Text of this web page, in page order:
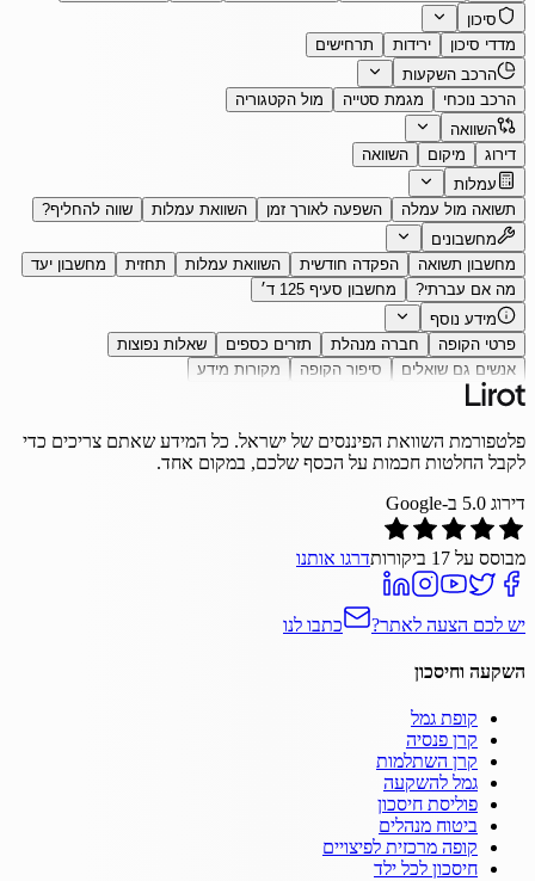
סיכון
מדדי סיכון
ירידות
תרחישים
הרכב השקעות
הרכב נוכחי
מגמת סטייה
מול הקטגוריה
השוואה
דירוג
מיקום
השוואה
עמלות
תשואה מול עמלה
השפעה לאורך זמן השוואת עמלות
שווה להחליף?
מחשבונים
מחשבון תשואה
הפקדה חודשית השוואת עמלות תחזית
מחשבון יעד
מה אם עברתי?
מחשבון סעיף 125 ד׳
מידע נוסף
פרטי הקופה
חברה מנהלת תזרים כספים
שאלות נפוצות
אנשים גם שואלים
סיפור הקופה מקורות מידע
פלטפורמת השוואת הפיננסים של ישראל. כל המידע שאתם צריכים כדי
לקבל החלטות חכמות על הכסף שלכם, במקום אחד.
דירוג 5.0 ב-Google
מבוסס על 17 ביקורותדרגו אותנו
יש לכם הצעה לאתר? כתבו לנו
השקעה וחיסכון
קופת גמל
קרן פנסיה
קרן השתלמות
גמל להשקעה
פוליסת חיסכון
ביטוח מנהלים
קופה מרכזית לפיצויים
חיסכון לכל ילד